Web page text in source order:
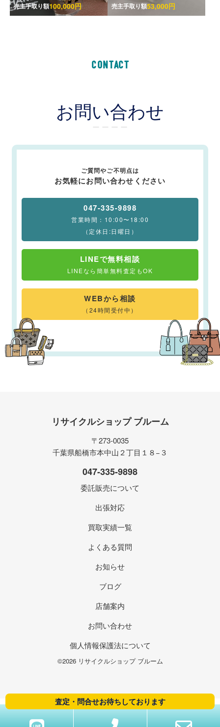
売主手取り額100,000円 売主手取り額53,000円
CONTACT
お問い合わせ
ー ー ー ー
ご質問やご不明点は
お気軽にお問い合わせください
047-335-9898
営業時間：10:00〜18:00
（定休日:日曜日）
LINEで無料相談
LINEなら簡単無料査定もOK
WEBから相談
（24時間受付中）
リサイクルショップ ブルーム
〒273-0035
千葉県船橋市本中山２丁目１８−３
047-335-9898
委託販売について
出張対応
買取実績一覧
よくある質問
お知らせ
ブログ
店舗案内
お問い合わせ
個人情報保護法について
©2026 リサイクルショップ ブルーム
査定・問合せお待ちしております